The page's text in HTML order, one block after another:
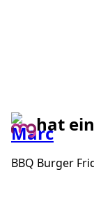
hat
BBQ Burger